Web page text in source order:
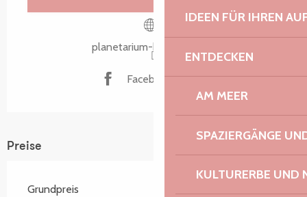
IDEEN FÜR IHREN
ENTDECKEN
AM MEER
SPAZIERGÄNGE
KULTURERBE UND
planetarium-bretagne.bzh
Facebook Seite
Preise
Grundpreis